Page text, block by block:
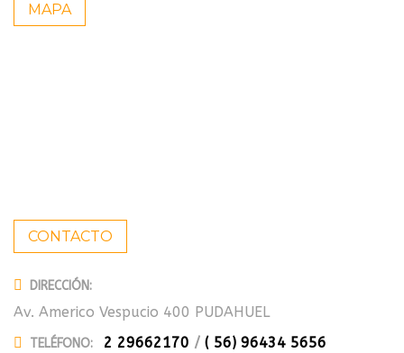
MAPA
CONTACTO
DIRECCIÓN:
Av. Americo Vespucio 400 PUDAHUEL
TELÉFONO: 2 29662170 / ( 56) 96434 5656